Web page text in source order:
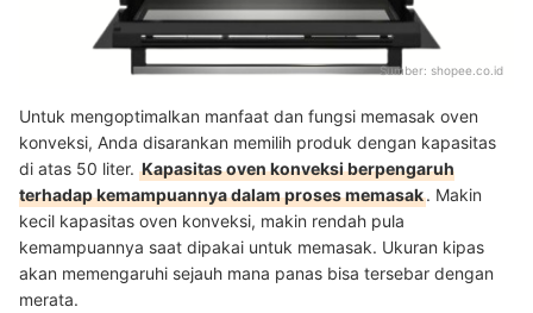
Sumber: shopee.co.id
Untuk mengoptimalkan manfaat dan fungsi memasak oven
konveksi, Anda disarankan memilih produk dengan kapasitas
di atas 50 liter. Kapasitas oven konveksi berpengaruh
terhadap kemampuannya dalam proses memasak. Makin
kecil kapasitas oven konveksi, makin rendah pula
kemampuannya saat dipakai untuk memasak. Ukuran kipas
akan memengaruhi sejauh mana panas bisa tersebar dengan
merata.